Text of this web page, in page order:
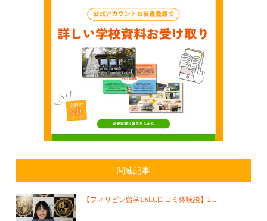
関連記事
【フィリピン留学LSLC口コミ体験談】2...